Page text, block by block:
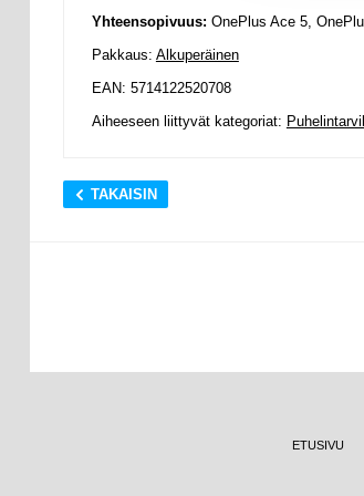
Yhteensopivuus: OnePlus Ace 5,
Pakkaus: Alkuperäinen
EAN: 5714122520708
Aiheeseen liittyvät kategoriat:
TAKAISIN
ETUSIVU